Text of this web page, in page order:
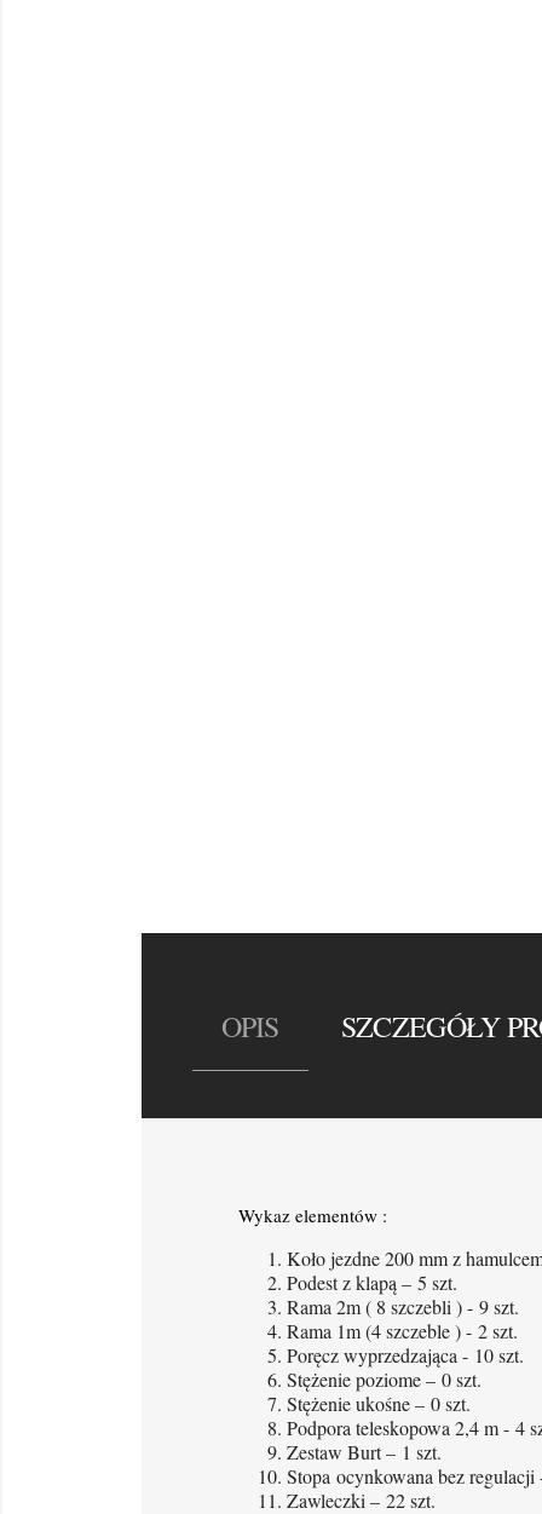
OPIS SZCZEGÓŁY
Wykaz elementów :
Koło jezdne 200 mm z
Podest z klapą – 5 szt.
Rama 2m ( 8 szczebli ) - 9 szt.
Rama 1m (4 szczeble ) - 2 szt.
Poręcz wyprzedzająca - 10 szt.
Stężenie poziome – 0 szt.
Stężenie ukośne – 0 szt.
Podpora teleskopowa 2,4 m - 4
Zestaw Burt – 1 szt.
Stopa ocynkowana bez regulacji
Zawleczki – 22 szt.